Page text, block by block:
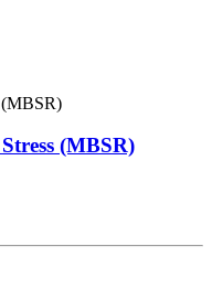
(MBSR)